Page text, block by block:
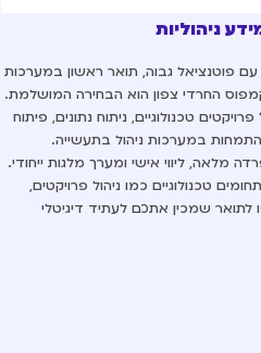
ניהוליות
פוטנציאל גבוה, תואר ראשון במערכות
החרדי צפון הוא הבחירה המושלמת.
טכנולוגיים, ניתוח נתונים, פיתוח
במערכות ניהול בתעשייה.
ליווי אישי ומערך מלגות ייחודי.
טכנולוגיים כמו ניהול פרויקטים,
לתואר שמכין אתכם לעתיד דיגיטלי